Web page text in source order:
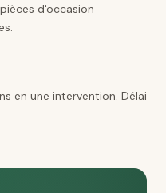
d'occasion
en une intervention. Délai